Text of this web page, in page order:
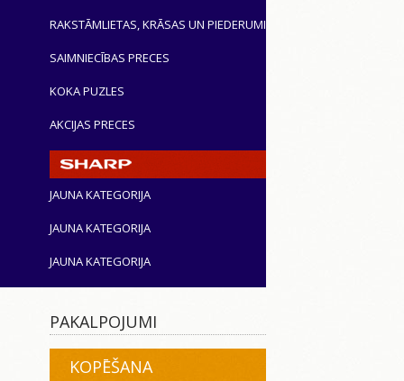
RAKSTĀMLIETAS, KRĀSAS UN PIEDERUMI
SAIMNIECĪBAS PRECES
KOKA PUZLES
AKCIJAS PRECES
JAUNA KATEGORIJA
JAUNA KATEGORIJA
JAUNA KATEGORIJA
PAKALPOJUMI
KOPĒŠANA